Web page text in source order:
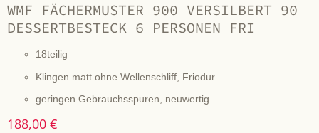
WMF FÄCHERMUSTER 900 VERSILBERT 90
DESSERTBESTECK 6 PERSONEN FRI
18teilig
Klingen matt ohne Wellenschliff, Friodur
geringen Gebrauchsspuren, neuwertig
188,00 €